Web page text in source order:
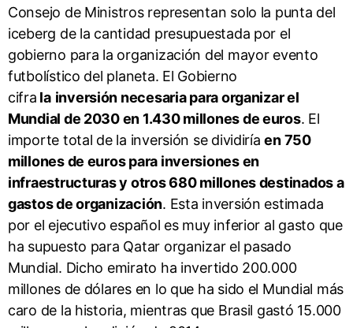
Consejo de Ministros representan solo la punta del
iceberg de la cantidad presupuestada por el
gobierno para la organización del mayor evento
futbolístico del planeta. El Gobierno
cifra la inversión necesaria para organizar el
Mundial de 2030 en 1.430 millones de euros. El
importe total de la inversión se dividiríaen 750
millones de euros para inversiones en
infraestructuras y otros 680 millones destinados a
gastos de organización. Esta inversión estimada
por el ejecutivo español es muy inferior al gasto que
ha supuesto para Qatar organizar el pasado
Mundial. Dicho emirato ha invertido 200.000
millones de dólares en lo que ha sido el Mundial más
caro de la historia, mientras que Brasil gastó 15.000